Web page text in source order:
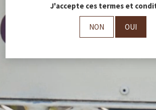
J'accepte ces termes et
NON OUI